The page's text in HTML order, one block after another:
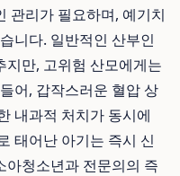
관리가 필요하며, 예기치
니다. 일반적인 산부인
지만, 고위험 산모에게는
어, 갑작스러운 혈압 상
내과적 처치가 동시에
태어난 아기는 즉시 신
아청소년과 전문의의 즉